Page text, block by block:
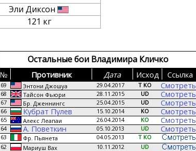
Эли Диксон
121 кг
Остальные бои Владимира Кличко
№ Противник Дата Исход Сcылка
69 Энтони Джошуа 29.04.2017 T KO Смотреть
68 Тайсон Фьюри 28.11.2015 UD Смотреть
67 Бр. Дженнингс 25.04.2015 UD Смотреть
66 Кубрат Пулев 15.10.2014 KO Смотреть
65 Алекс Леапаи 26.04.2014 KO Смотреть
64 А. Поветкин 05.10.2013 UD Смотреть
63 Фр. Пьянета 04.05.2013
T KO
62
Мариуш Вах 10.11.2012
UD